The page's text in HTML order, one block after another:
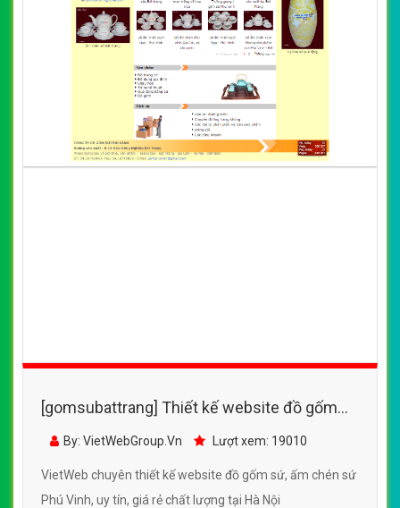
[gomsubattrang] Thiết kế website đồ gốm
sứ, ấm chén sứ Phú Vinh
By: VietWebGroup.Vn Lượt xem: 19010
VietWeb chuyên thiết kế website đồ gốm sứ, ấm chén sứ
Phú Vinh, uy tín, giá rẻ chất lượng tại Hà Nội